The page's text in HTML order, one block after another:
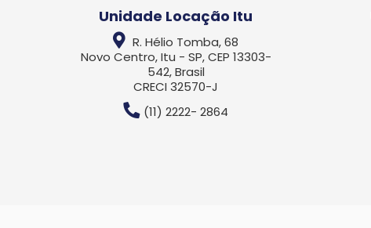
Unidade Locação Itu
R. Hélio Tomba, 68
Novo Centro, Itu - SP, CEP 13303-
542, Brasil
CRECI 32570-J
(11) 2222- 2864